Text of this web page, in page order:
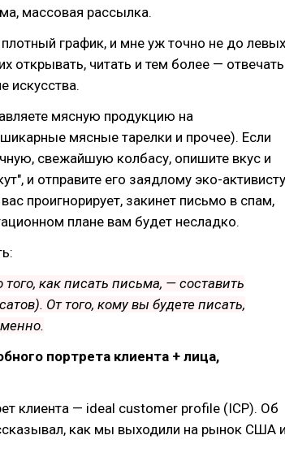
массовая рассылка.
график, и мне уж точно не до левых
открывать, читать и тем более —
искусства.
мясную продукцию на
мясные тарелки и прочее). Если
свежайшую колбасу, опишите вкус и
и отправите его заядлому эко-активисту
проигнорирует, закинет письмо в спам,
плане вам будет несладко.
как писать письма, — составить
От того, кому вы будете писать,
портрета клиента + лица,
клиента — ideal customer profile (ICP). Об
как мы выходили на рынок США